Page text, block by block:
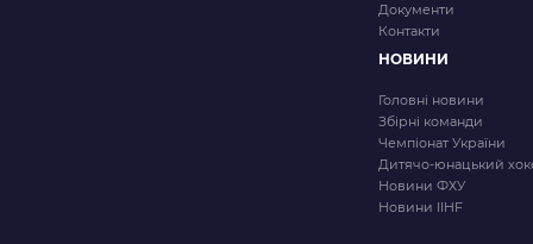
Документи
Контакти
НОВИНИ
Головні новини
Збірні команди
Чемпіонат України
Дитячо-юнацький
Новини ФХУ
Новини IIHF